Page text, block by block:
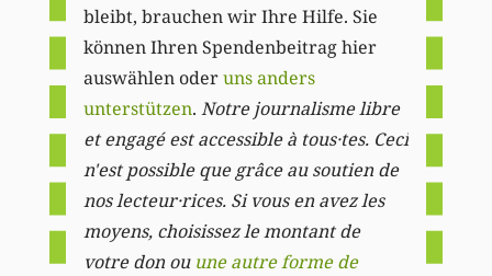
bleibt, brauchen wir Ihre Hilfe. Sie
können Ihren Spendenbeitrag hier
auswählen oderuns anders
unterstützen. Notre journalisme libre
et engagé est accessible à tous·tes. Ceci
n'est possible que grâce au soutien de
nos lecteur·rices. Si vous en avez les
moyens, choisissez le montant de
votre don ou une autre forme de